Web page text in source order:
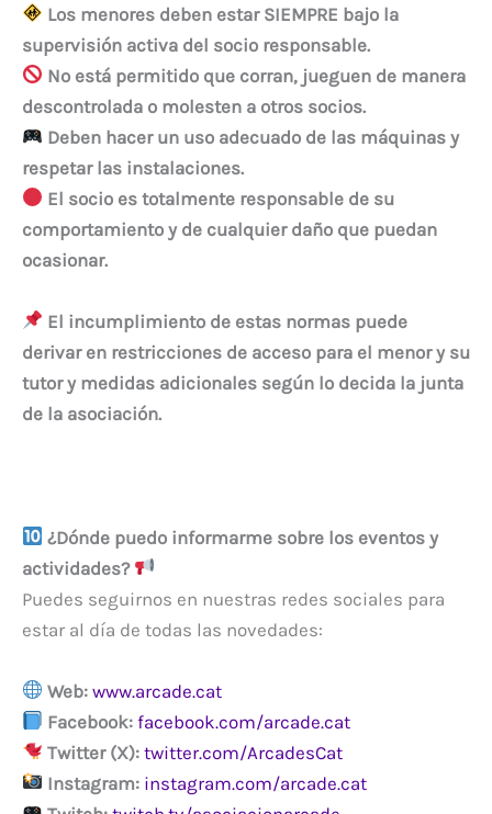
Los menores deben estar SIEMPRE bajo la
supervisión activa del socio responsable.
No está permitido que corran, jueguen de manera
descontrolada o molesten a otros socios.
Deben hacer un uso adecuado de las máquinas y
respetar las instalaciones.
El socio es totalmente responsable de su
comportamiento y de cualquier daño que puedan
ocasionar.
El incumplimiento de estas normas puede
derivar en restricciones de acceso para el menor y su
tutor y medidas adicionales según lo decida la junta
de la asociación.
¿Dónde puedo informarme sobre los eventos y
actividades?
Puedes seguirnos en nuestras redes sociales para
estar al día de todas las novedades:
Web: www.arcade.cat
Facebook: facebook.com/arcade.cat
Twitter (X): twitter.com/ArcadesCat
Instagram: instagram.com/arcade.cat